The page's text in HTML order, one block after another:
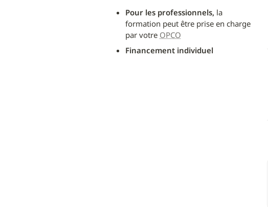
Pour les professionnels, la
formation peut être prise en charge
par votre OPCO
Financement individuel